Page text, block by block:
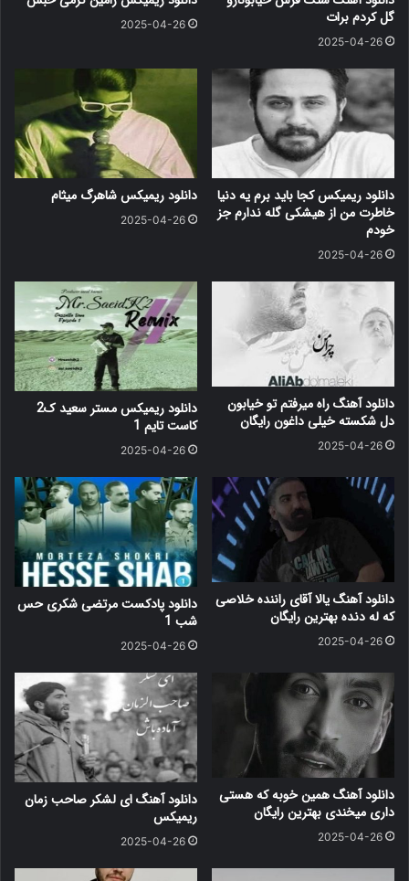
گل کردم برات
2025-04-26
2025-04-26
دانلود ریمیکس کجا باید برم یه دنیا
خاطرت من از هیشکی گله ندارم جز
خودم
2025-04-26
دانلود ریمیکس شاهرگ میثام
2025-04-26
دانلود آهنگ راه میرفتم تو خیابون
دل شکسته خیلی داغون رایگان
2025-04-26
دانلود ریمیکس مستر سعید ک2
کاست تایم 1
2025-04-26
دانلود آهنگ یالا آقای راننده خلاصی
که له دنده بهترین رایگان
2025-04-26
دانلود پادکست مرتضی شکری حس
شب 1
2025-04-26
دانلود آهنگ همین خوبه که هستی
داری میخندی بهترین رایگان
2025-04-26
دانلود آهنگ ای لشکر صاحب زمان
ریمیکس
2025-04-26